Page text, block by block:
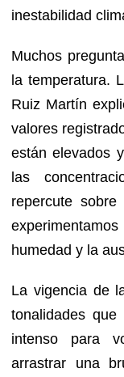
inestabilidad
Muchos
la temperatura.
Ruiz Martín
valores
están elevados
las
repercute
humedad y la
La vigencia de
tonalidades
intenso para
arrastrar una